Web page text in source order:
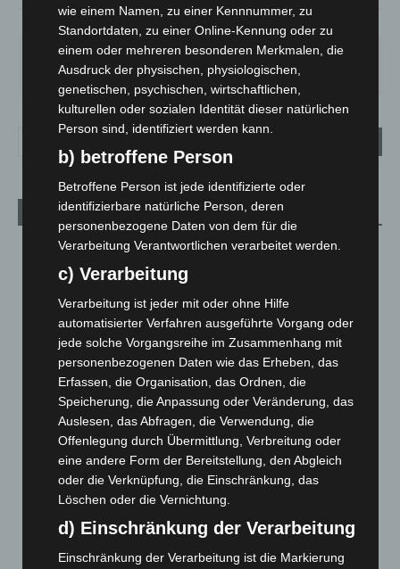
58% 3.1m/s 98%
FR.
21°
SA.
27°
SO.
33 °
MO.
29°
DI.
Aktuelle Beiträge
Niedersachsen: Feuerwehrkräfte kehren nach
Waldbrandeinsatz aus Spanien zurück
7. August 2026
Hannover: Erste Tigermücken-Population in Niedersachsen
entdeckt
7. August 2026
Brand im „Haus der Begegnung“ in Neuwarmbüchen schnell
eingedämmt
6. August 2026
Region Hannover: 21 neue Notfallsanitäter starten beim
Roten Kreuz
5. August 2026
Mann läuft mit Hockeyschläger über A7 – Polizei sucht
Zeugen
wie einem Namen, zu einer Kennnummer, zu
Standortdaten, zu einer Online-Kennung oder zu
einem oder mehreren besonderen Merkmalen, die
Ausdruck der physischen, physiologischen,
genetischen, psychischen, wirtschaftlichen,
kulturellen oder sozialen Identität dieser natürlichen
Person sind, identifiziert werden kann.
b) betroffene Person
Betroffene Person ist jede identifizierte oder
identifizierbare natürliche Person, deren
personenbezogene Daten von dem für die
Verarbeitung Verantwortlichen verarbeitet werden.
c) Verarbeitung
Verarbeitung ist jeder mit oder ohne Hilfe
automatisierter Verfahren ausgeführte Vorgang oder
jede solche Vorgangsreihe im Zusammenhang mit
personenbezogenen Daten wie das Erheben, das
Erfassen, die Organisation, das Ordnen, die
Speicherung, die Anpassung oder Veränderung, das
Auslesen, das Abfragen, die Verwendung, die
Offenlegung durch Übermittlung, Verbreitung oder
eine andere Form der Bereitstellung, den Abgleich
oder die Verknüpfung, die Einschränkung, das
Löschen oder die Vernichtung.
d) Einschränkung der Verarbeitung
Einschränkung der Verarbeitung ist die Markierung